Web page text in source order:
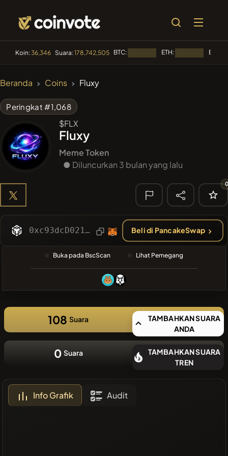
Koin:36,346 Suara:178,742,505 BTC: ETH: BNB:
FYRA FYRA
#278
ATH ATH
#622
PENCARIAN
TERAKHIR
❌Tidak ada
Beranda Coins Fluxy
Peringkat #1,068
$FLX
Fluxy
Meme Token
● Diluncurkan 3 bulan yang lalu
0xc93dcD0212e40eCcEb9f62a4EF32f058b2Bf2FaA Beli di PancakeSwap
Buka pada BscScan Lihat Pemegang
108 Suara
TAMBAHKAN SUARA
ANDA
0 Suara
TAMBAHKAN SUARA
TREN
Info Grafik Audit